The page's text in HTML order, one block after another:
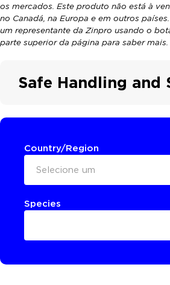
os mercados. Este produto não está à
no Canadá, na Europa e em outros
um representante da Zinpro usando o
parte superior da página para saber mais.
Safe Handling and
Country/Region
Selecione um
Species